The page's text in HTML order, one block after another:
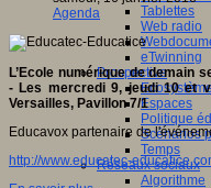
Tablettes
Web radio
eTwinning
Prospective
Espaces
Politique
Scénarios
Temps
Réseaux sociaux
Algorithme
Agenda
L’Ecole numérique de demain
- Les mercredi 9, jeudi 10 et
Versailles, Pavillon 7/1
Educavox partenaire de
http://www.educatec-